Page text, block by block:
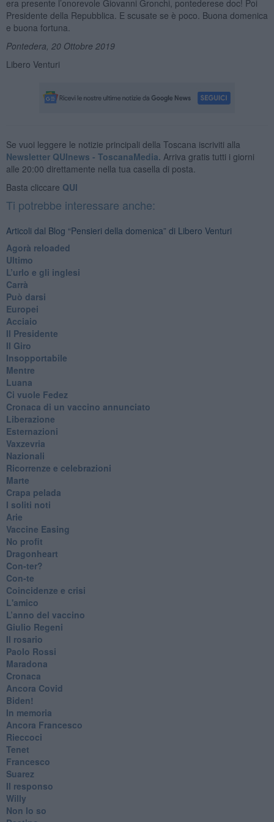
era presente l’onorevole Giovanni Gronchi, pontederese doc! Poi
Presidente della Repubblica. E scusate se è poco. Buona domenica
e buona fortuna.
Pontedera, 20 Ottobre 2019
Libero Venturi
Se vuoi leggere le notizie principali della Toscana iscriviti alla
Newsletter QUInews - ToscanaMedia. Arriva gratis tutti i giorni
alle 20:00 direttamente nella tua casella di posta.
Basta cliccare QUI
Ti potrebbe interessare anche:
Articoli dal Blog “Pensieri della domenica” di Libero Venturi
​Agorà reloaded
Ultimo
​L’urlo e gli inglesi
Carrà
Può darsi
Europei
Acciaio
Il Presidente
​Il Giro
Insopportabile
​Mentre
Luana
​Ci vuole Fedez
​Cronaca di un vaccino annunciato
​Liberazione
Esternazioni
Vaxzevria
Nazionali
​Ricorrenze e celebrazioni
Marte
​Crapa pelada
​I soliti noti
Arie
​Vaccine Easing
No profit
Dragonheart
Con-ter?
​Con-te
Coincidenze e crisi
L'amico
​L’anno del vaccino
Giulio Regeni
​Il rosario
Paolo Rossi
Maradona
Cronaca
​Ancora Covid
​Biden!
In memoria
​Ancora Francesco
Rieccoci
Tenet
Francesco
Suarez
​Il responso
Willy
Non lo so